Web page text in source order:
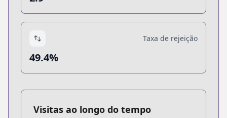
Taxa de rejeição
49.4%
Visitas ao longo do tempo